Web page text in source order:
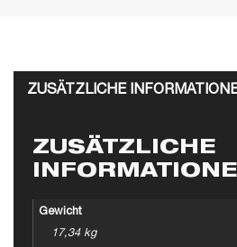
ZUSÄTZLICHE
ZUSÄTZLICHE
Gewicht
17,34 kg